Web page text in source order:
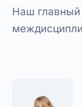
Наш